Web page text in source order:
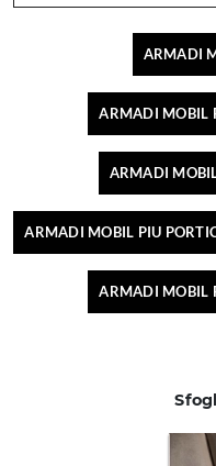
ARMADI
ARMADI MOBIL
ARMADI
ARMADI MOBIL PIU
ARMADI MOBIL